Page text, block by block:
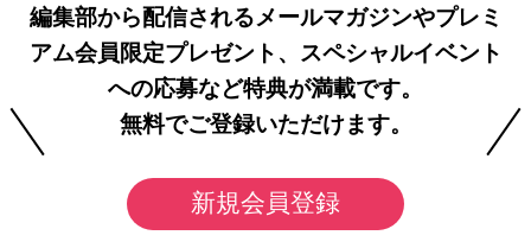
編集部から配信されるメールマガジンやプレミ
アム会員限定プレゼント、スペシャルイベント
への応募など特典が満載です。
無料でご登録いただけます。
新規会員登録